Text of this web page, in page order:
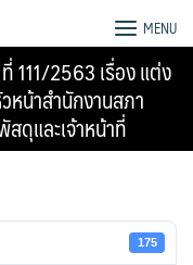
MENU
111/2563 เรื่อง แต่ง
หน้าสำนักงานสภา
ดุและเจ้าหน้าที่
175